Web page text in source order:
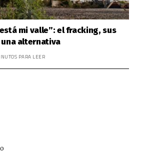
mi valle”: el fracking, sus
alternativa
PARA LEER